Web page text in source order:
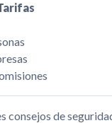
consejos de